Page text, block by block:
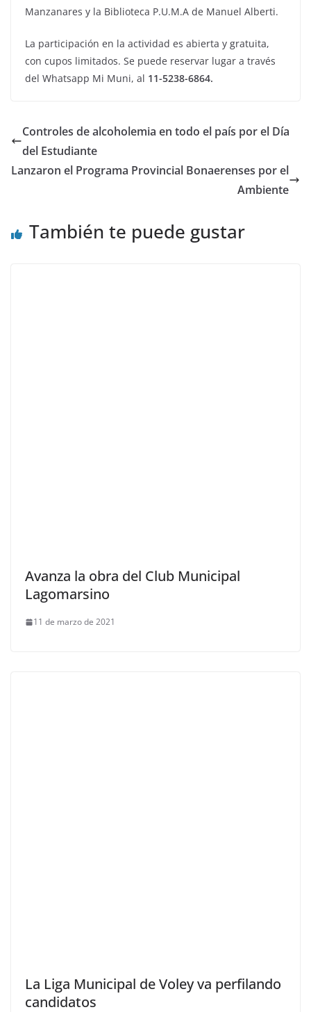
Manzanares y la Biblioteca P.U.M.A de Manuel Alberti.
La participación en la actividad es abierta y gratuita,
con cupos limitados. Se puede reservar lugar a través
del Whatsapp Mi Muni, al 11-5238-6864.
Controles de alcoholemia en todo el país por el Día
del Estudiante
Lanzaron el Programa Provincial Bonaerenses por el
Ambiente
También te puede gustar
Avanza la obra del Club Municipal
Lagomarsino
11 de marzo de 2021
La Liga Municipal de Voley va perfilando
candidatos